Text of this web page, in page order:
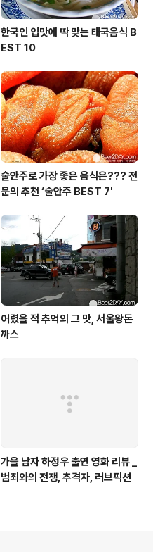
한국인 입맛에 딱 맞는 태국음식 B
EST 10
술안주로 가장 좋은 음식은??? 전
문의 추천 ‘술안주 BEST 7'
어렸을 적 추억의 그 맛, 서울왕돈
까스
가을 남자 하정우 출연 영화 리뷰 _
범죄와의 전쟁, 추격자, 러브픽션